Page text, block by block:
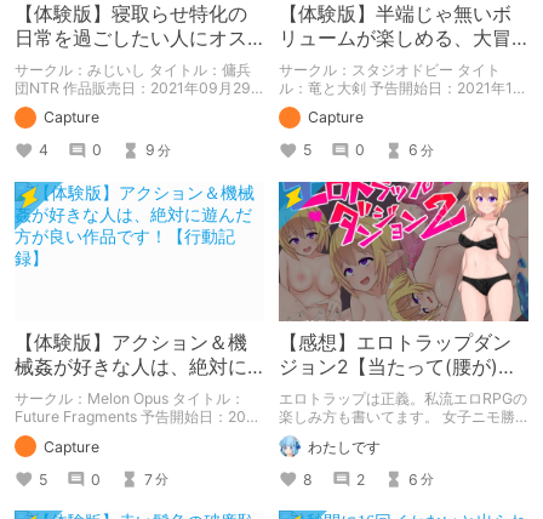
【体験版】寝取らせ特化の
日常を過ごしたい人にオス
スメ！【行動記録】
サークル：みじいし タイトル：傭兵
団NTR 作品販売日：2021年09月29
日 発売済みの作品の体験版の内容を
中心に紹介しているまとめ記事です。
体験版の「ネタバレ」を含んだ内容を
まとめているので、苦手な方は注意し
て下さい。
Capture
4
0 9 分
【体験版】半端じゃ無いボ
リュームが楽しめる、大冒
険ファンタジー！【行動記
録】
サークル：スタジオドビー タイト
ル：竜と大剣 予告開始日：2021年12
月11日 作品販売日：- 予告作品の体験
版の内容を中心に紹介しているまとめ
記事です。 体験版の「ネタバレ」を
含んだ内容をまとめているので、苦手
な方は注意して下さい。
Capture
5
0 6 分
【体験版】アクション＆機
械姦が好きな人は、絶対に
遊んだ方が良い作品です！
【行動記録】
サークル：Melon Opus タイトル：
Future Fragments 予告開始日：2021
年08月13日 作品販売日：- 予告作品
の体験版の内容を中心に紹介している
まとめ記事です。 体験版の「ネタバ
レ」を含んだ内容をまとめているの
で、苦手な方は注意して下さい。
Capture
5
0 7分
【感想】エロトラップダン
ジョン2【当たって(腰が)砕
けろ(意味深)なRPG】
エロトラップは正義。私流エロRPGの
楽しみ方も書いてます。 女子ニモ勝
テズさんのエロトラップダンジョン2
の感想記事です。 他にも感想記事を
書いてますので良かったらどうぞで
す！
わたしです
8
2 6 分